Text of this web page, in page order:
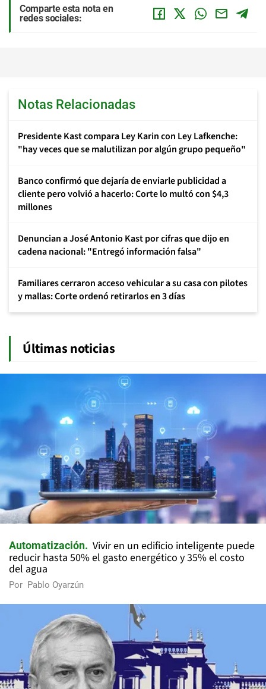
Comparte esta nota en
redes sociales:
Notas Relacionadas
Presidente Kast compara Ley Karin con Ley Lafkenche:
"hay veces que se malutilizan por algún grupo pequeño"
Banco confirmó que dejaría de enviarle publicidad a
cliente pero volvió a hacerlo: Corte lo multó con $4,3
millones
Denuncian a José Antonio Kast por cifras que dijo en
cadena nacional: "Entregó información falsa"
Familiares cerraron acceso vehicular a su casa con pilotes
y mallas: Corte ordenó retirarlos en 3 días
Últimas noticias
Automatización
Vivir en un edificio inteligente puede
reducir hasta 50% el gasto energético y 35% el costo
del agua
Por Pablo Oyarzún